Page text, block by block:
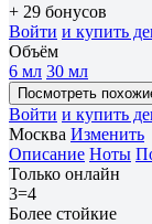
+ 29 бонусов
Войти и купить
Объём
6 мл 30 мл
Посмотреть
Войти и купить
Москва Изменить
Описание Ноты
Только онлайн
3=4
Более стойкие